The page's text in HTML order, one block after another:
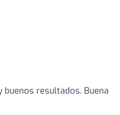
resultados. Buena